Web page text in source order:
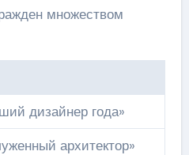
множеством
дизайнер года»
архитектор»